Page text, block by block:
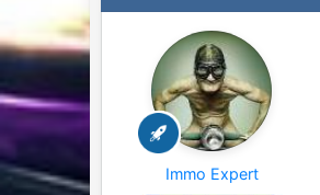
Immo Expert